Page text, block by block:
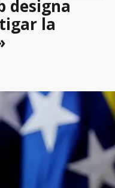
designa
la